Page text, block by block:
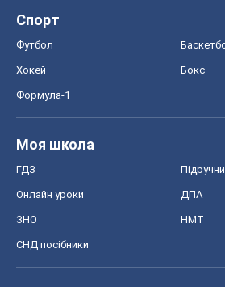
Спорт
Футбол
Хокей Бокс
Формула-1
Моя школа
ГДЗ
Онлайн уроки ДПА
ЗНО НМТ
СНД посібники